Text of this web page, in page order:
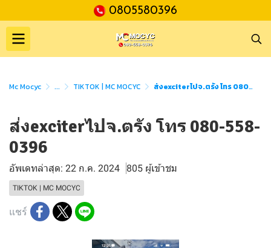
0805580396
Mc Mocyc ... TIKTOK | MC MOCYC ส่งexciterไปจ.ตรัง โทร 080-558-0396
ส่งexciterไปจ.ตรัง โทร 080-558-
0396
อัพเดทล่าสุด: 22 ก.ค. 2024 805 ผู้เข้าชม
TIKTOK | MC MOCYC
แชร์